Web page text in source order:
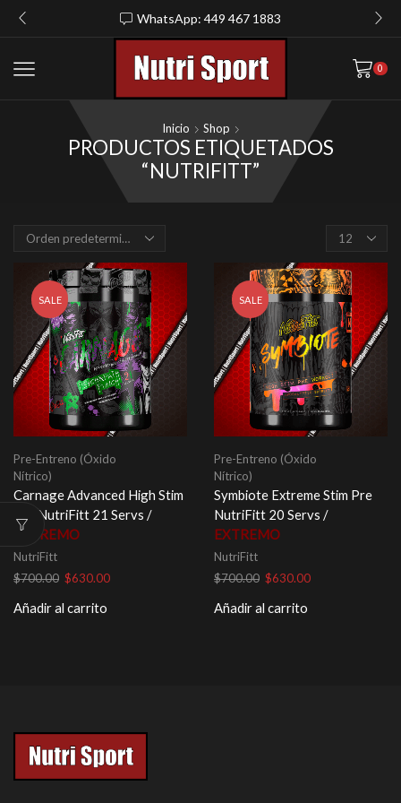
WhatsApp: 449 467 1883
0
Inicio Shop
PRODUCTOS ETIQUETADOS
“NUTRIFITT”
Products
page
SALE
Pre-Entreno (Óxido
Nítrico)
Carnage Advanced High Stim
Pre NutriFitt 21 Servs /
EXTREMO
NutriFitt
$700.00 El
original
$630.00El
Añadir al carrito
SALE
Pre-Entreno (Óxido
Nítrico)
Symbiote Extreme Stim Pre
NutriFitt 20 Servs /
EXTREMO
NutriFitt
$700.00 El
original
$630.00El
Añadir al carrito